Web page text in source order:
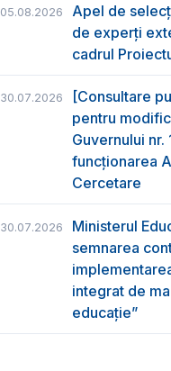
05.08.2026
Apel de
de experți
cadrul
30.07.2026
[Consultare
pentru
Guvernului
funcţionarea
Cercetare
30.07.2026
Ministerul
semnarea
integrat de
educație”